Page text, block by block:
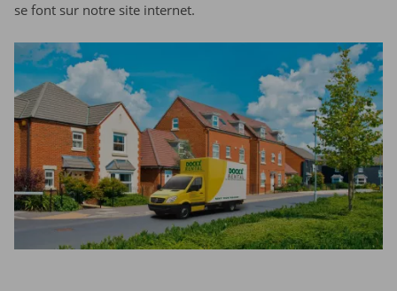
se font sur notre site internet.